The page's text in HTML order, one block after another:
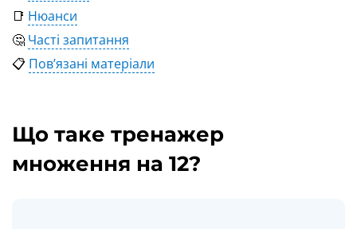
📑 Нюанси
🤔 Часті запитання
📋 Пов’язані матеріали
Що таке тренажер
множення на 12?